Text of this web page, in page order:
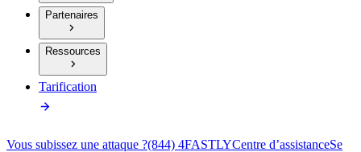
Partenaires
Ressources
Tarification
Vous subissez une attaque ?(844) 4FASTLYCentre d’assistanceSe